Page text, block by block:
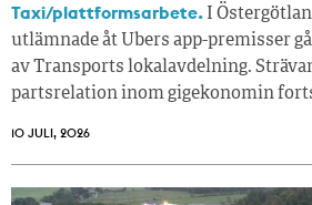
Taxi/plattformsarbete. I
utlämnade åt Ubers app-premisser
av Transports lokalavdelning.
partsrelation inom gigekonomin
10 JULI, 2026